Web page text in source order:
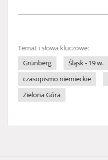
Temat i słowa kluczowe:
Grünberg
Śląsk - 19 w.
czasopismo niemieckie
Zielona Góra